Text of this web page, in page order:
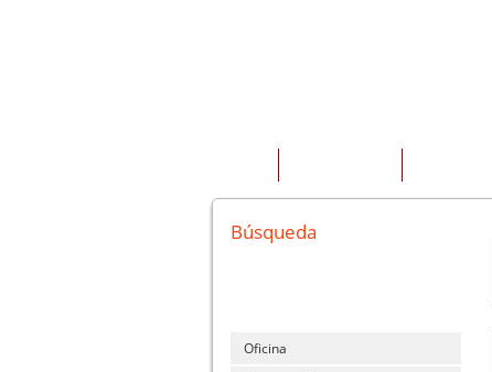
Búsqueda
Oficina